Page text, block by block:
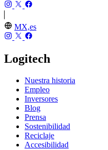
MX,es
Logitech
Nuestra historia
Empleo
Inversores
Blog
Prensa
Sostenibilidad
Reciclaje
Accesibilidad